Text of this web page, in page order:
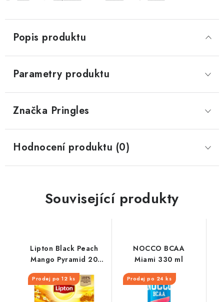
Popis produktu
Parametry produktu
Značka Pringles
Hodnocení produktu (0)
Související produkty
Lipton Black Peach
Mango Pyramid 20
sáčků x1,7g
Prodej po 12 ks
NOCCO BCAA
Miami 330 ml
Prodej po 24 ks